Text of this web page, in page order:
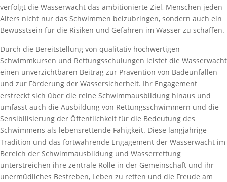
verfolgt die Wasserwacht das ambitionierte Ziel, Menschen jeden
Alters nicht nur das Schwimmen beizubringen, sondern auch ein
Bewusstsein für die Risiken und Gefahren im Wasser zu schaffen.
Durch die Bereitstellung von qualitativ hochwertigen
Schwimmkursen und Rettungsschulungen leistet die Wasserwacht
einen unverzichtbaren Beitrag zur Prävention von Badeunfällen
und zur Förderung der Wassersicherheit. Ihr Engagement
erstreckt sich über die reine Schwimmausbildung hinaus und
umfasst auch die Ausbildung von Rettungsschwimmern und die
Sensibilisierung der Öffentlichkeit für die Bedeutung des
Schwimmens als lebensrettende Fähigkeit. Diese langjährige
Tradition und das fortwährende Engagement der Wasserwacht im
Bereich der Schwimmausbildung und Wasserrettung
unterstreichen ihre zentrale Rolle in der Gemeinschaft und ihr
unermüdliches Bestreben, Leben zu retten und die Freude am